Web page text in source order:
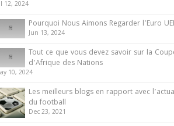
12, 2024
Pourquoi Nous Aimons Regarder l’Euro
Jun 13, 2024
Tout ce que vous devez savoir sur la
d’Afrique des Nations
10, 2024
Les meilleurs blogs en rapport avec
du football
Dec 23, 2021